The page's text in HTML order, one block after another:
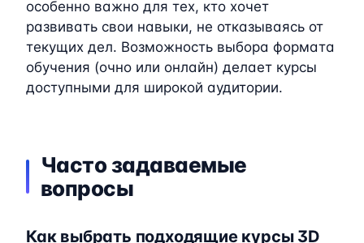
особенно важно для тех, кто хочет
развивать свои навыки, не отказываясь от
текущих дел. Возможность выбора формата
обучения (очно или онлайн) делает курсы
доступными для широкой аудитории.
Часто задаваемые
вопросы
Как выбрать подходящие курсы 3D